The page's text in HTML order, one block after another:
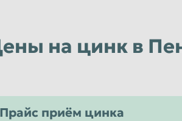
на цинк в
Прайс приём цинка